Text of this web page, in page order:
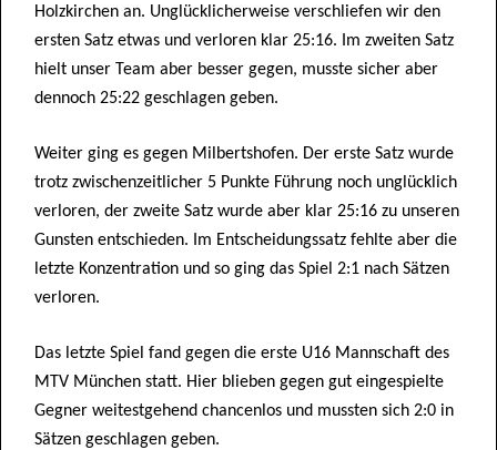
Holzkirchen an. Unglücklicherweise verschliefen wir den
ersten Satz etwas und verloren klar 25:16. Im zweiten Satz
hielt unser Team aber besser gegen, musste sicher aber
dennoch 25:22 geschlagen geben.
Weiter ging es gegen Milbertshofen. Der erste Satz wurde
trotz zwischenzeitlicher 5 Punkte Führung noch unglücklich
verloren, der zweite Satz wurde aber klar 25:16 zu unseren
Gunsten entschieden. Im Entscheidungssatz fehlte aber die
letzte Konzentration und so ging das Spiel 2:1 nach Sätzen
verloren.
Das letzte Spiel fand gegen die erste U16 Mannschaft des
MTV München statt. Hier blieben gegen gut eingespielte
Gegner weitestgehend chancenlos und mussten sich 2:0 in
Sätzen geschlagen geben.